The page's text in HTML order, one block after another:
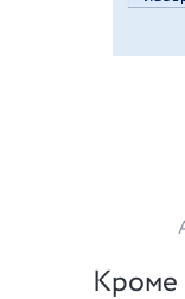
Кроме